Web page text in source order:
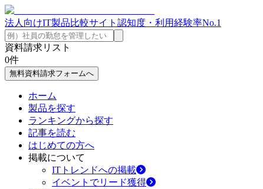
法人向けIT製品比較サイト 認知度・利用経験率No.1
資料請求リスト
0件
無料資料請求フォームへ
ホーム
製品を探す
ランキングから探す
記事を読む
はじめての方へ
掲載について
ITトレンドへの掲載
イベントでリード獲得